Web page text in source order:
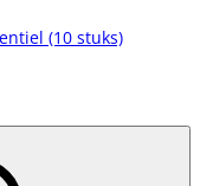
(10 stuks)